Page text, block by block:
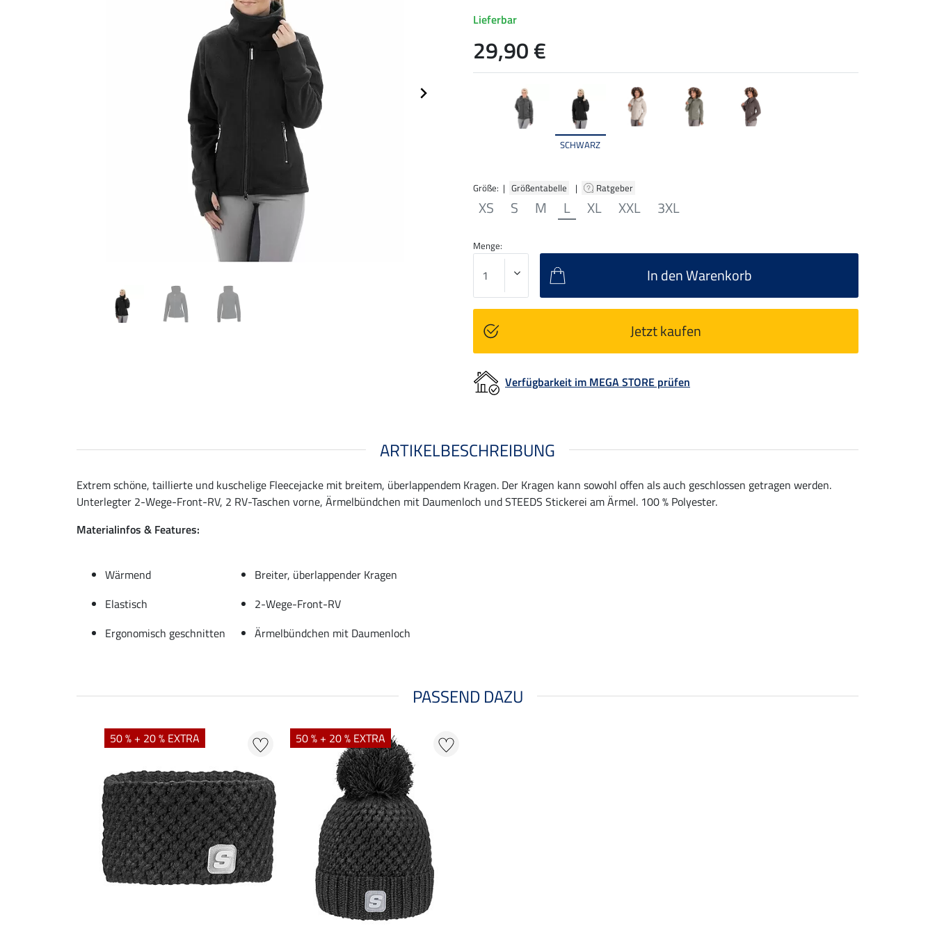
SCHWARZ
Größe: | Größentabelle | Ratgeber
XS S M L XL XXL 3XL
Lieferbar
29,90 €
Menge:
In den Warenkorb
Jetzt kaufen
Verfügbarkeit im MEGA STORE prüfen
ARTIKELBESCHREIBUNG
Extrem schöne, taillierte und kuschelige Fleecejacke mit breitem, überlappendem Kragen. Der Kragen kann sowohl offen als auch geschlossen getragen werden.
Unterlegter 2-Wege-Front-RV, 2 RV-Taschen vorne, Ärmelbündchen mit Daumenloch und STEEDS Stickerei am Ärmel. 100 % Polyester.
Materialinfos & Features:
Wärmend
Breiter, überlappender Kragen
Elastisch
2-Wege-Front-RV
Ergonomisch geschnitten
Ärmelbündchen mit Daumenloch
PASSEND DAZU
50 % + 20 % EXTRA 50 % + 20 % EXTRA